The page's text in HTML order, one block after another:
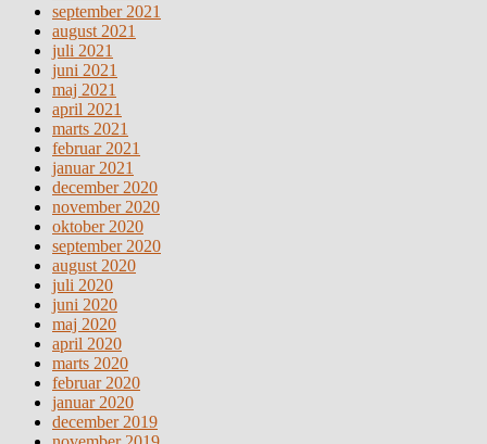
september 2021
august 2021
juli 2021
juni 2021
maj 2021
april 2021
marts 2021
februar 2021
januar 2021
december 2020
november 2020
oktober 2020
september 2020
august 2020
juli 2020
juni 2020
maj 2020
april 2020
marts 2020
februar 2020
januar 2020
december 2019